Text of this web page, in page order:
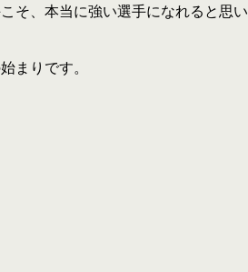
そ、本当に強い選手になれると思い
まりです。